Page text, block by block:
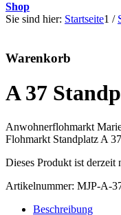
Shop
Sie sind hier: Startseite1 /
Warenkorb
A 37
Anwohnerflohmarkt
Flohmarkt Standplatz A 37
Dieses Produkt ist
Artikelnummer: MJP-A-
Beschreibung